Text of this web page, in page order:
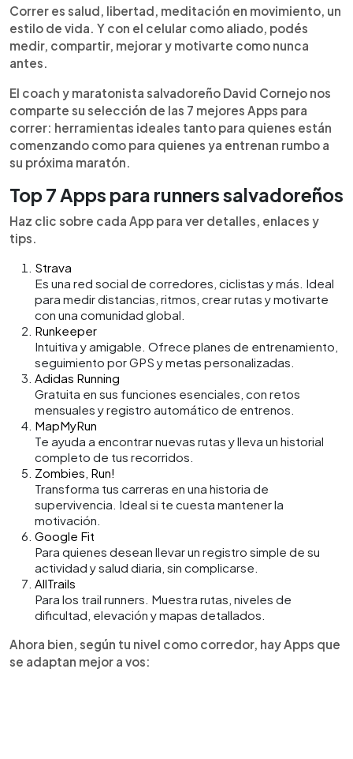
Escuchar artículo
Correr es salud, libertad, meditación en movimiento, un
estilo de vida. Y con el celular como aliado, podés
medir, compartir, mejorar y motivarte como nunca
antes.
El coach y maratonista salvadoreño David Cornejo nos
comparte su selección de las 7 mejores Apps para
correr: herramientas ideales tanto para quienes están
comenzando como para quienes ya entrenan rumbo a
su próxima maratón.
Top 7 Apps para runners salvadoreños
Haz clic sobre cada App para ver detalles, enlaces y
tips.
Strava
Es una red social de corredores, ciclistas y más. Ideal
para medir distancias, ritmos, crear rutas y motivarte
con una comunidad global.
Runkeeper
Intuitiva y amigable. Ofrece planes de entrenamiento,
seguimiento por GPS y metas personalizadas.
Adidas Running
Gratuita en sus funciones esenciales, con retos
mensuales y registro automático de entrenos.
MapMyRun
Te ayuda a encontrar nuevas rutas y lleva un historial
completo de tus recorridos.
Zombies, Run!
Transforma tus carreras en una historia de
supervivencia. Ideal si te cuesta mantener la
motivación.
Google Fit
Para quienes desean llevar un registro simple de su
actividad y salud diaria, sin complicarse.
AllTrails
Para los trail runners. Muestra rutas, niveles de
dificultad, elevación y mapas detallados.
Ahora bien, según tu nivel como corredor, hay Apps que
se adaptan mejor a vos: